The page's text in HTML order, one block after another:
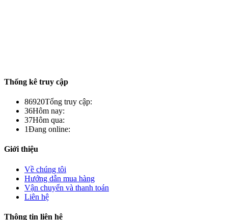
Thống kê truy cập
86920Tổng truy cập:
36Hôm nay:
37Hôm qua:
1Đang online:
Giới thiệu
Về chúng tôi
Hướng dẫn mua hàng
Vận chuyển và thanh toán
Liên hệ
Thông tin liên hệ